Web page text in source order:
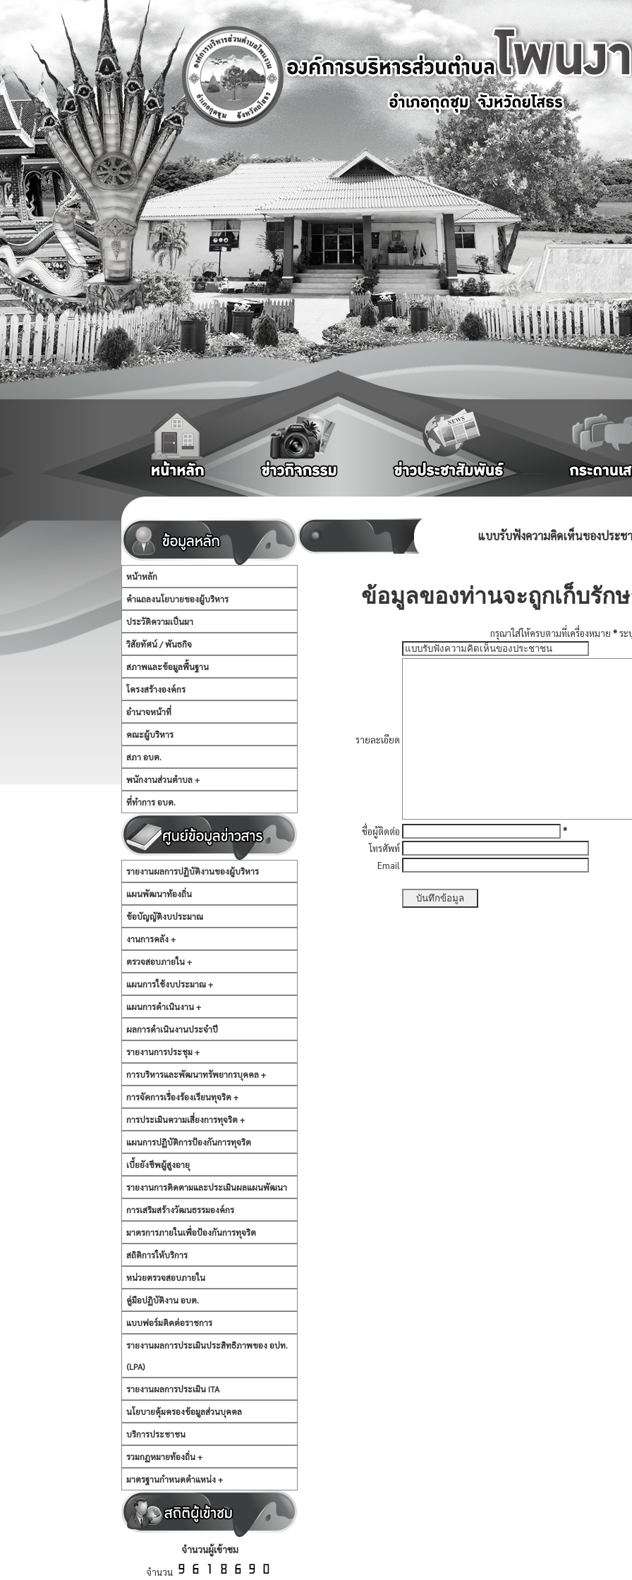
หน้าหลัก
คำแถลงนโยบายของผู้บริหาร
ประวัติความเป็นมา
วิสัยทัศน์ / พันธกิจ
สภาพและข้อมูลพื้นฐาน
โครงสร้างองค์กร
อำนาจหน้าที่
คณะผู้บริหาร
สภา อบต.
พนักงานส่วนตำบล +
ที่ทำการ อบต.
รายงานผลการปฏิบัติงานของผู้บริหาร
แผนพัฒนาท้องถิ่น
ข้อบัญญัติงบประมาณ
งานการคลัง +
ตรวจสอบภายใน +
แผนการใช้งบประมาณ +
แผนการดำเนินงาน +
ผลการดำเนินงานประจำปี
รายงานการประชุม +
การบริหารและพัฒนาทรัพยากรบุคคล +
การจัดการเรื่องร้องเรียนทุจริต +
การประเมินความเสี่ยงการทุจริต +
แผนการปฏิบัติการป้องกันการทุจริต
เบี้ยยังชีพผู้สูงอายุ
รายงานการติดตามและประเมินผลแผนพัฒนา
การเสริมสร้างวัฒนธรรมองค์กร
มาตรการภายในเพื่อป้องกันการทุจริต
สถิติการให้บริการ
หน่วยตรวจสอบภายใน
คู่มือปฏิบัติงาน อบต.
แบบฟอร์มติดต่อราชการ
รายงานผลการประเมินประสิทธิภาพของ อปท.
(LPA)
รายงานผลการประเมิน ITA
นโยบายคุ้มครองข้อมูลส่วนบุคคล
บริการประชาชน
รวมกฏหมายท้องถิ่น +
มาตรฐานกำหนดตำแหน่ง +
จำนวนผู้เข้าชม
จำนวน
แบบรับฟังความคิดเห็นของประช
ข้อมูลของท่านจะถูกเก็บรัก
กรุณาใส่ให้ครบตามที่เครื่องหมาย *ระ
รายละเอียด
ชื่อผู้ติดต่อ
*
โทรศัพท์
Email